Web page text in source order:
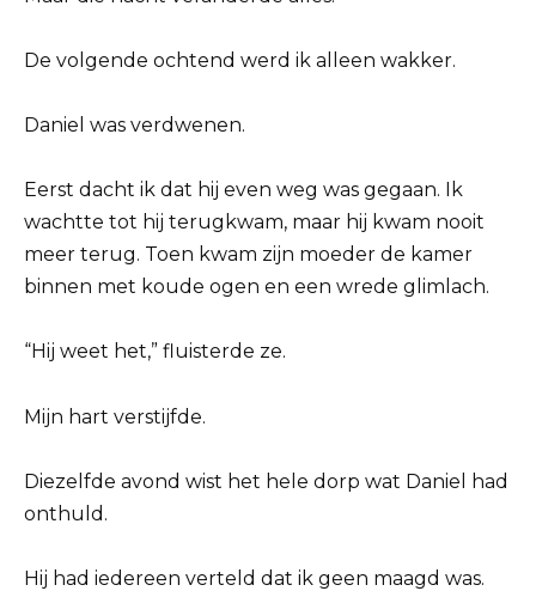
De volgende ochtend werd ik alleen wakker.
Daniel was verdwenen.
Eerst dacht ik dat hij even weg was gegaan. Ik
wachtte tot hij terugkwam, maar hij kwam nooit
meer terug. Toen kwam zijn moeder de kamer
binnen met koude ogen en een wrede glimlach.
“Hij weet het,” fluisterde ze.
Mijn hart verstijfde.
Diezelfde avond wist het hele dorp wat Daniel had
onthuld.
Hij had iedereen verteld dat ik geen maagd was.